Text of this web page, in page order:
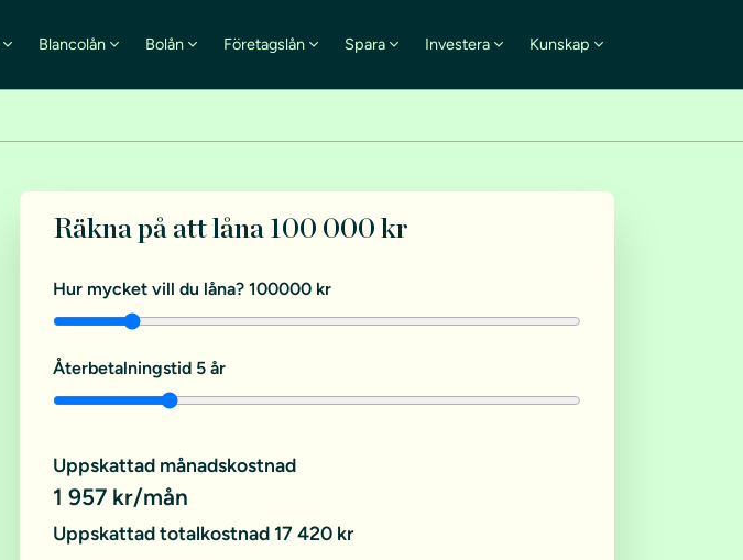
Blancolån Bolån Företagslån Spara Investera Kunskap
Räkna på att låna 100 000 kr
Hur mycket vill du låna? 100000 kr
Återbetalningstid 5 år
Uppskattad månadskostnad
1 957 kr/mån
Uppskattad totalkostnad 17 420 kr